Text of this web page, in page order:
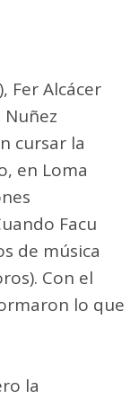
Fer Alcácer
cursar la
en Loma
Facu
de música
Con el
lo que
la